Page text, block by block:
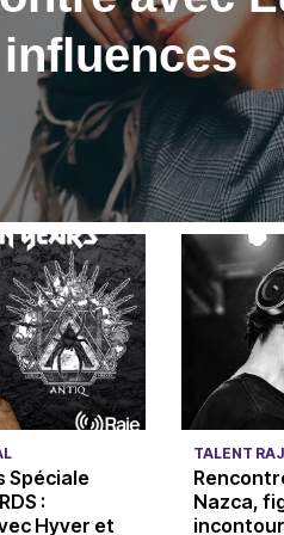
Spéciale
:
Hyver et
TALENT
Nazca,